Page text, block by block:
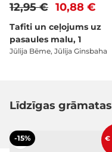
10,88 €
12,95 €
Tafiti un ceļojums uz
pasaules malu, 1
Jūlija Bēme, Jūlija Ginsbaha
Līdzīgas grāmatas
-15% €